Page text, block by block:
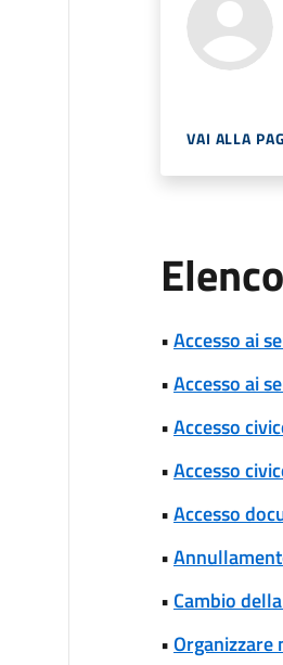
VAI ALLA
•Accesso ai
•Accesso ai
•Accesso
•Accesso
•Accesso
•
• Cambio
•Organizzare